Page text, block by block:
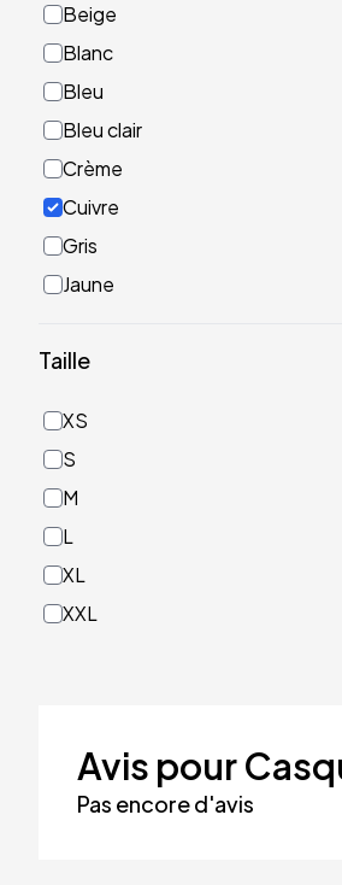
Beige
Blanc
Bleu
Bleu clair
Crème
Cuivre
Gris
Jaune
Or
Taille
XS
S
M
L
XL
XXL
Avis pour
Pas encore d'avis